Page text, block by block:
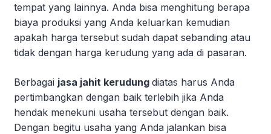
tempat yang lainnya. Anda bisa menghitung berapa
biaya produksi yang Anda keluarkan kemudian
apakah harga tersebut sudah dapat sebanding atau
tidak dengan harga kerudung yang ada di pasaran.
Berbagai jasa jahit kerudung diatas harus Anda
pertimbangkan dengan baik terlebih jika Anda
hendak menekuni usaha tersebut dengan baik.
Dengan begitu usaha yang Anda jalankan bisa